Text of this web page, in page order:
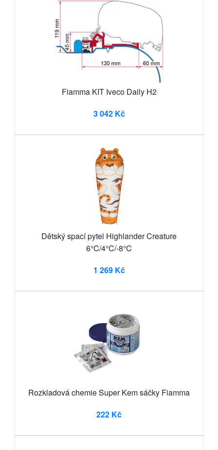
Fiamma KIT Iveco Daily H2
3 042 Kč
Dětský spací pytel Highlander Creature
6°C/4°C/-8°C
1 269 Kč
Rozkladová chemie Super Kem sáčky Fiamma
222 Kč